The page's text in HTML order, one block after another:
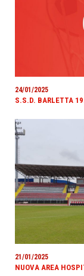
24/01/2025
S.S.D. BARLETTA
21/01/2025
NUOVA AREA